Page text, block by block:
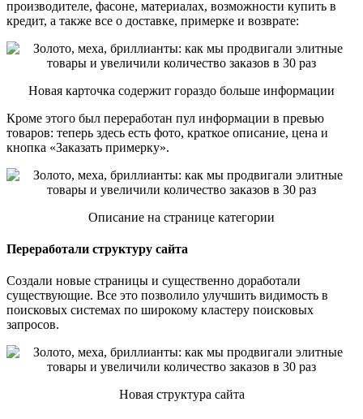
производителе, фасоне, материалах, возможности купить в
кредит, а также все о доставке, примерке и возврате:
Новая карточка содержит гораздо больше информации
Кроме этого был переработан пул информации в превью
товаров: теперь здесь есть фото, краткое описание, цена и
кнопка «Заказать примерку».
Описание на странице категории
Переработали структуру сайта
Создали новые страницы и существенно доработали
существующие. Все это позволило улучшить видимость в
поисковых системах по широкому кластеру поисковых
запросов.
Новая структура сайта